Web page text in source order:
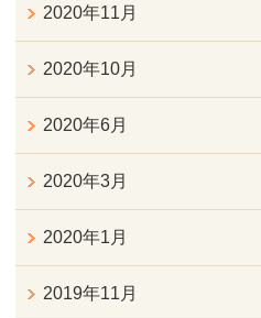
2020年11月
2020年10月
2020年6月
2020年3月
2020年1月
2019年11月